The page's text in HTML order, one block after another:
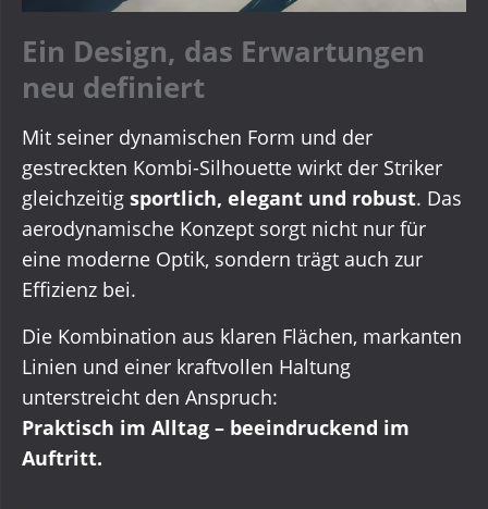
Ein Design, das Erwartungen
neu definiert
Mit seiner dynamischen Form und der
gestreckten Kombi-Silhouette wirkt der Striker
gleichzeitig sportlich, elegant und robust. Das
aerodynamische Konzept sorgt nicht nur für
eine moderne Optik, sondern trägt auch zur
Effizienz bei.
Die Kombination aus klaren Flächen, markanten
Linien und einer kraftvollen Haltung
unterstreicht den Anspruch:
Praktisch im Alltag – beeindruckend im
Auftritt.